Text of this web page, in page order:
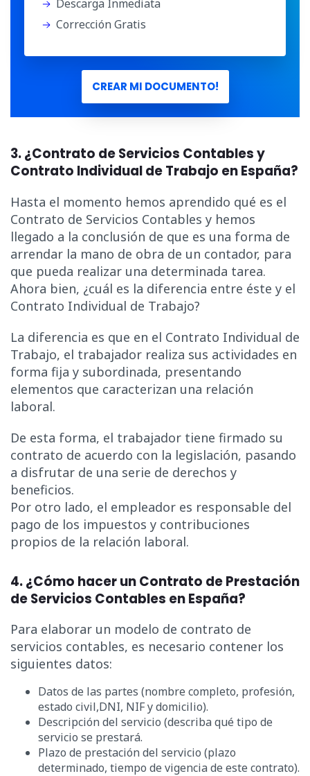
Descarga Inmediata
Corrección Gratis
CREAR MI DOCUMENTO!
3. ¿Contrato de Servicios Contables y
Contrato Individual de Trabajo en España?
Hasta el momento hemos aprendido qué es el
Contrato de Servicios Contables y hemos
llegado a la conclusión de que es una forma de
arrendar la mano de obra de un contador, para
que pueda realizar una determinada tarea.
Ahora bien, ¿cuál es la diferencia entre éste y el
Contrato Individual de Trabajo?
La diferencia es que en el Contrato Individual de
Trabajo, el trabajador realiza sus actividades en
forma fija y subordinada, presentando
elementos que caracterizan una relación
laboral.
De esta forma, el trabajador tiene firmado su
contrato de acuerdo con la legislación, pasando
a disfrutar de una serie de derechos y
beneficios.
Por otro lado, el empleador es responsable del
pago de los impuestos y contribuciones
propios de la relación laboral.
4. ¿Cómo hacer un Contrato de Prestación
de Servicios Contables en España?
Para elaborar un modelo de contrato de
servicios contables, es necesario contener los
siguientes datos:
Datos de las partes (nombre completo, profesión,
estado civil,DNI, NIF y domicilio).
Descripción del servicio (describa qué tipo de
servicio se prestará.
Plazo de prestación del servicio (plazo
determinado, tiempo de vigencia de este contrato).